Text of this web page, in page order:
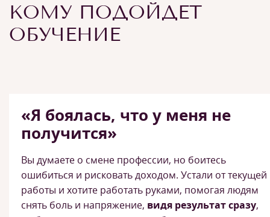
КОМУ ПОДОЙДЕТ
ОБУЧЕНИЕ
«Я боялась, что у меня не
получится»
Вы думаете о смене профессии, но боитесь
ошибиться и рисковать доходом. Устали от текущей
работы и хотите работать руками, помогая людям
снять боль и напряжение, видя результат сразу,